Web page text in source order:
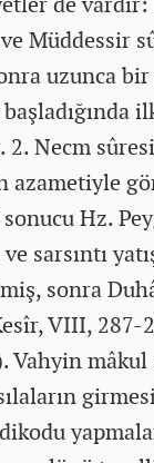
Müddessir
uzunca
Necm
azametiyle
Hz.
sarsıntı
sonra
VIII, 287-
Vahyin